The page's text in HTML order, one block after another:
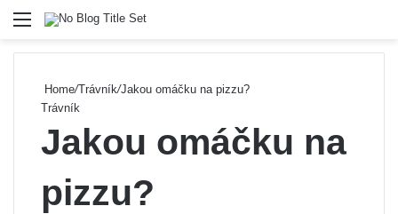
Menu
Home/Trávník/Jakou omáčku na pizzu?
Trávník
Jakou omáčku na
pizzu?